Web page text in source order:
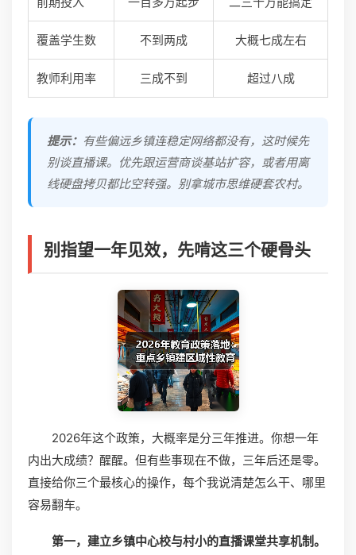
覆盖学生数 不到两成 大概七成左右
教师利用率 三成不到 超过八成
提示： 有些偏远乡镇连稳定网络都没有，这时候先
别谈直播课。优先跟运营商谈基站扩容，或者用离
线硬盘拷贝都比空转强。别拿城市思维硬套农村。
别指望一年见效，先啃这三个硬骨头
2026年这个政策，大概率是分三年推进。你想一年
内出大成绩？醒醒。但有些事现在不做，三年后还是零。
直接给你三个最核心的操作，每个我说清楚怎么干、哪里
容易翻车。
第一，建立乡镇中心校与村小的直播课堂共享机制。